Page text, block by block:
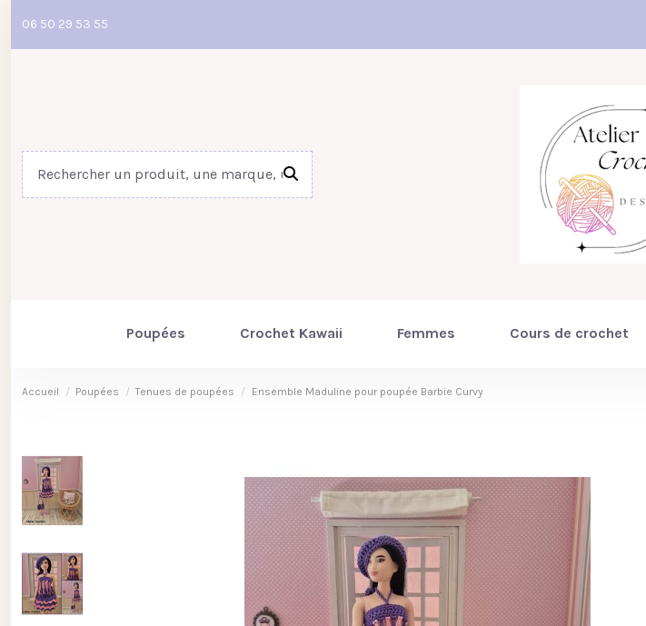
06 50 29 53 55
Poupées Crochet Kawaii Femmes Cours de crochet
Accueil Poupées Tenues de poupées Ensemble Maduline pour poupée Barbie Curvy